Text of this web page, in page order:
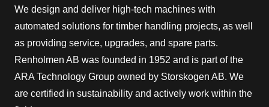
We design and deliver high-tech machines with
automated solutions for timber handling projects, as well
as providing service, upgrades, and spare parts.
Renholmen AB was founded in 1952 and is part of the
ARA Technology Group owned by Storskogen AB. We
are certified in sustainability and actively work within the